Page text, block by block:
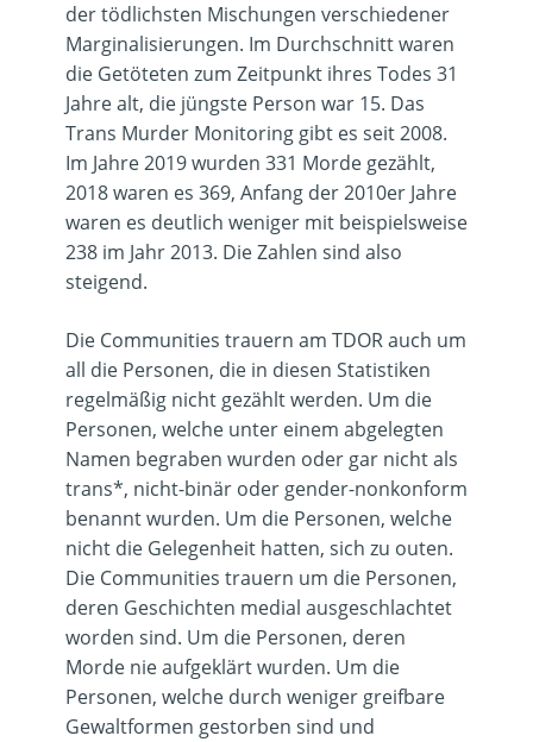
der tödlichsten Mischungen verschiedener
Marginalisierungen. Im Durchschnitt waren
die Getöteten zum Zeitpunkt ihres Todes 31
Jahre alt, die jüngste Person war 15. Das
Trans Murder Monitoring gibt es seit 2008.
Im Jahre 2019 wurden 331 Morde gezählt,
2018 waren es 369, Anfang der 2010er Jahre
waren es deutlich weniger mit beispielsweise
238 im Jahr 2013. Die Zahlen sind also
steigend.
Die Communities trauern am TDOR auch um
all die Personen, die in diesen Statistiken
regelmäßig nicht gezählt werden. Um die
Personen, welche unter einem abgelegten
Namen begraben wurden oder gar nicht als
trans*, nicht-binär oder gender-nonkonform
benannt wurden. Um die Personen, welche
nicht die Gelegenheit hatten, sich zu outen.
Die Communities trauern um die Personen,
deren Geschichten medial ausgeschlachtet
worden sind. Um die Personen, deren
Morde nie aufgeklärt wurden. Um die
Personen, welche durch weniger greifbare
Gewaltformen gestorben sind und